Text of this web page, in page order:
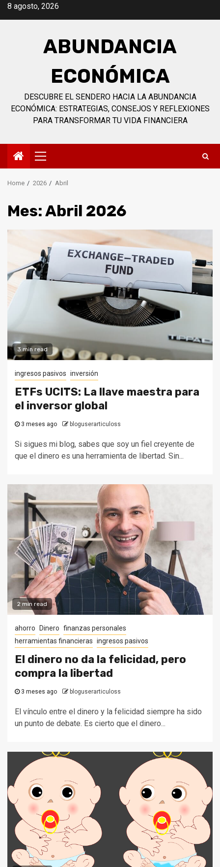
Skip8 agosto, 2026
ABUNDANCIA
ECONÓMICA
DESCUBRE EL SENDERO HACIA LA ABUNDANCIA
ECONÓMICA: ESTRATEGIAS, CONSEJOS Y REFLEXIONES
PARA TRANSFORMAR TU VIDA FINANCIERA
Primary
Menu
Home 2026 Abril
Mes:Abril 2026
3 min read
ingresos pasivos inversión
ETFs UCITS: La llave maestra para
el inversor global
3 meses ago bloguserarticuloss
Si sigues mi blog, sabes que soy un fiel creyente de
que el dinero es una herramienta de libertad. Sin...
2 min read
ahorro Dinero finanzas personales
herramientas financieras ingresos pasivos
El dinero no da la felicidad, pero
compra la libertad
3 meses ago bloguserarticuloss
El vínculo entre el dinero y la felicidad siempre ha sido
un punto de debate. Es cierto que el dinero...